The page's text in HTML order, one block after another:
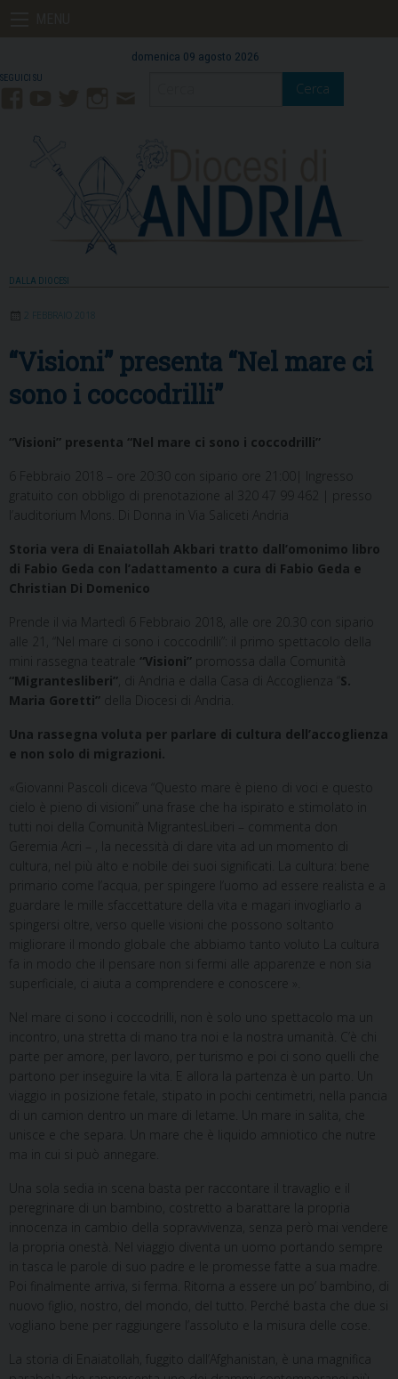
domenica 09 agosto 2026
Mail
Cerca
DALLA DIOCESI
2 FEBBRAIO 2018
“Visioni” presenta “Nel mare ci
sono i coccodrilli”
“Visioni” presenta “Nel mare ci sono i coccodrilli”
6 Febbraio 2018 – ore 20:30 con sipario ore 21:00| Ingresso
gratuito con obbligo di prenotazione al 320 47 99 462 | presso
l’auditorium Mons. Di Donna in Via Saliceti Andria
Storia vera di Enaiatollah Akbari tratto dall’omonimo libro
di Fabio Geda con l’adattamento a cura di Fabio Geda e
Christian Di Domenico
Prende il via Martedì 6 Febbraio 2018, alle ore 20.30 con sipario
alle 21, “Nel mare ci sono i coccodrilli”: il primo spettacolo della
mini rassegna teatrale “Visioni” promossa dalla Comunità
“Migrantesliberi” , di Andria e dalla Casa di Accoglienza “ S.
Maria Goretti” della Diocesi di Andria.
Una rassegna voluta per parlare di cultura dell’accoglienza
e non solo di migrazioni.
«Giovanni Pascoli diceva “Questo mare è pieno di voci e questo
cielo è pieno di visioni” una frase che ha ispirato e stimolato in
tutti noi della Comunità MigrantesLiberi – commenta don
Geremia Acri – , la necessità di dare vita ad un momento di
cultura, nel più alto e nobile dei suoi significati. La cultura: bene
primario come l’acqua, per spingere l’uomo ad essere realista e a
guardare le mille sfaccettature della vita e magari invogliarlo a
spingersi oltre, verso quelle visioni che possono soltanto
migliorare il mondo globale che abbiamo tanto voluto La cultura
fa in modo che il pensare non si fermi alle apparenze e non sia
superficiale, ci aiuta a comprendere e conoscere ».
Nel mare ci sono i coccodrilli, non è solo uno spettacolo ma un
incontro, una stretta di mano tra noi e la nostra umanità. C’è chi
parte per amore, per lavoro, per turismo e poi ci sono quelli che
partono per inseguire la vita. E allora la partenza è un parto. Un
viaggio in posizione fetale, stipato in pochi centimetri, nella pancia
di un camion dentro un mare di letame. Un mare in salita, che
unisce e che separa. Un mare che è liquido amniotico che nutre
ma in cui si può annegare.
Una sola sedia in scena basta per raccontare il travaglio e il
peregrinare di un bambino, costretto a barattare la propria
innocenza in cambio della sopravvivenza, senza però mai vendere
la propria onestà. Nel viaggio diventa un uomo portando sempre
in tasca le parole di suo padre e le promesse fatte a sua madre.
Poi finalmente arriva, si ferma. Ritorna a essere un po’ bambino, di
nuovo figlio, nostro, del mondo, del tutto. Perché basta che due si
vogliano bene per raggiungere l’assoluto e la misura delle cose.
La storia di Enaiatollah, fuggito dall’Afghanistan, è una magnifica